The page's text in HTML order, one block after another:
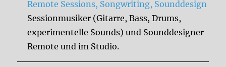
Remote Sessions, Songwriting, Sounddesign
Sessionmusiker (Gitarre, Bass, Drums,
experimentelle Sounds) und Sounddesigner
Remote und im Studio.